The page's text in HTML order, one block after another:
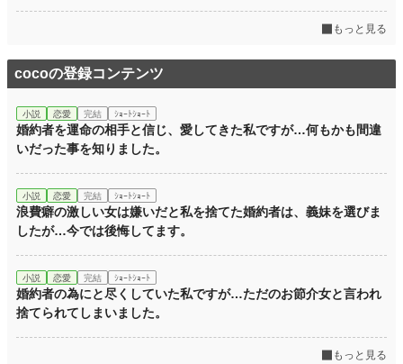
もっと見る
cocoの登録コンテンツ
小説 恋愛 完結 ｼｮｰﾄｼｮｰﾄ
婚約者を運命の相手と信じ、愛してきた私ですが…何もかも間違
いだった事を知りました。
小説 恋愛 完結 ｼｮｰﾄｼｮｰﾄ
浪費癖の激しい女は嫌いだと私を捨てた婚約者は、義妹を選びま
したが…今では後悔してます。
小説 恋愛 完結 ｼｮｰﾄｼｮｰﾄ
婚約者の為にと尽くしていた私ですが…ただのお節介女と言われ
捨てられてしまいました。
もっと見る